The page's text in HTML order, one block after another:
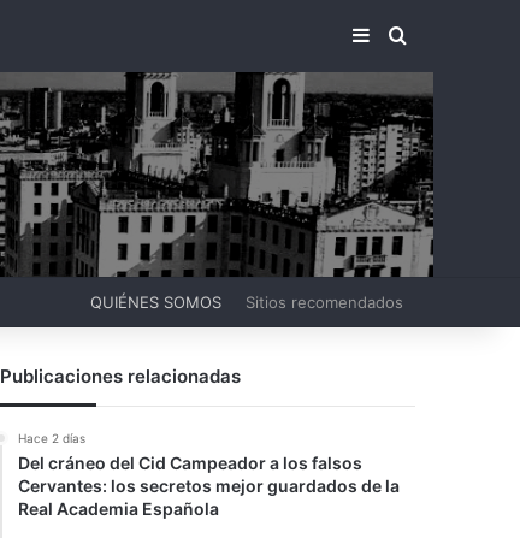
BARRA LATERAL
BUSCAR
QUIÉNES SOMOS Sitios recomendados
Publicaciones relacionadas
Hace 2 días
Del cráneo del Cid Campeador a los falsos
Cervantes: los secretos mejor guardados de la
Real Academia Española